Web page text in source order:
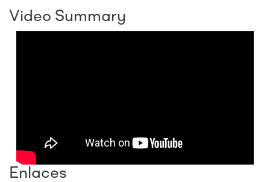
Video Summary
Enlaces